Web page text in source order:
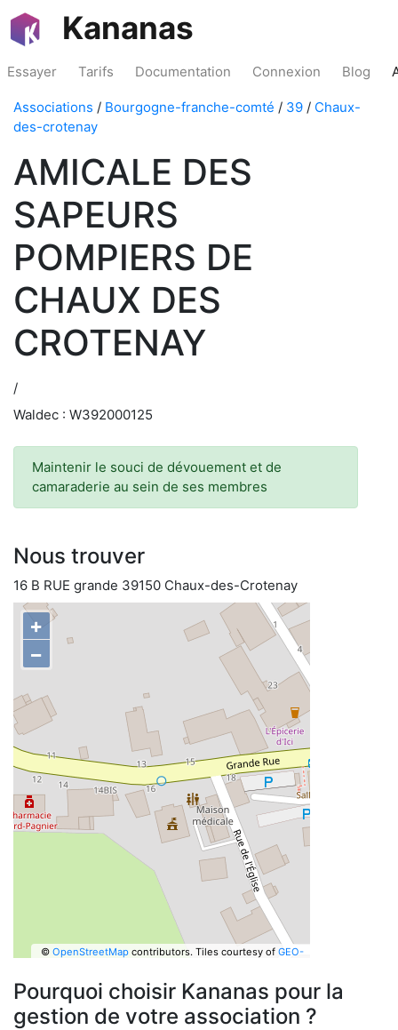
Kananas
Essayer Tarifs Documentation Connexion Blog
Associations / Bourgogne-franche-comté / 39 / Chaux-
des-crotenay
AMICALE DES
SAPEURS
POMPIERS DE
CHAUX DES
CROTENAY
/
Waldec : W392000125
Maintenir le souci de dévouement et de
camaraderie au sein de ses membres
Nous trouver
16 B RUE grande 39150 Chaux-des-Crotenay
+
−
© OpenStreetMapcontributors. Tiles courtesy of GEO-
Pourquoi choisir Kananas pour la
gestion de votre association ?